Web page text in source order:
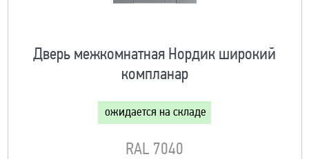
Дверь межкомнатная Нордик широкий
компланар
ожидается на складе
RAL 7040